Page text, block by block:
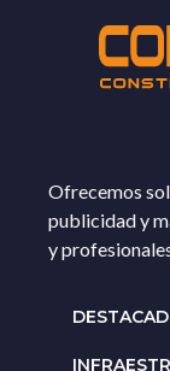
Ofrecemos
publicidad y
y